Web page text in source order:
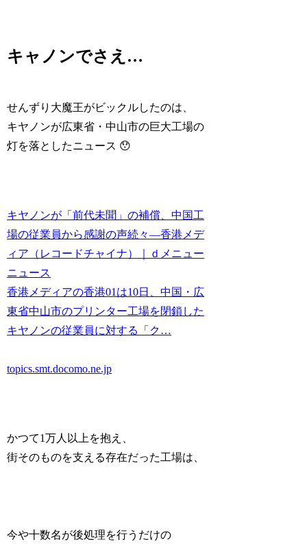
キャノンでさえ…
せんずり大魔王がビックルしたのは、
キヤノンが広東省・中山市の巨大工場の
灯を落としたニュース 😯
キヤノンが「前代未聞」の補償、中国工
場の従業員から感謝の声続々―香港メデ
ィア（レコードチャイナ）｜ｄメニュー
ニュース
香港メディアの香港01は10日、中国・広
東省中山市のプリンター工場を閉鎖した
キヤノンの従業員に対する「ク…
topics.smt.docomo.ne.jp
かつて1万人以上を抱え、
街そのものを支える存在だった工場は、
今や十数名が後処理を行うだけの